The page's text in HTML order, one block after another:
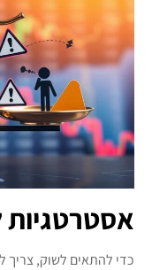
אסטרטגיות
כדי להתאים לשוק,